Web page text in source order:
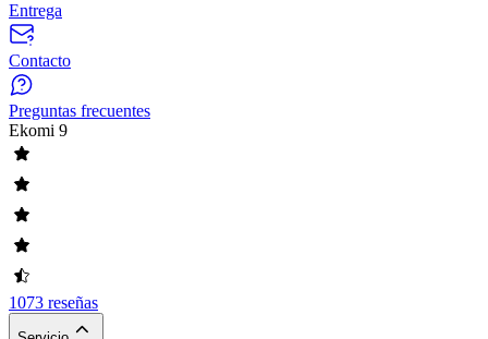
Entrega
Contacto
Preguntas frecuentes
Ekomi 9
1073 reseñas